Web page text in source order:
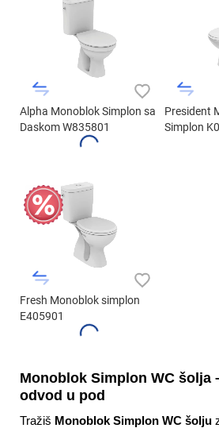
Alpha Monoblok Simplon sa
Daskom W835801
President
Simplon
Fresh Monoblok simplon
E405901
Monoblok Simplon WC šolja
odvod u pod
Tražiš Monoblok Simplon WC šolju